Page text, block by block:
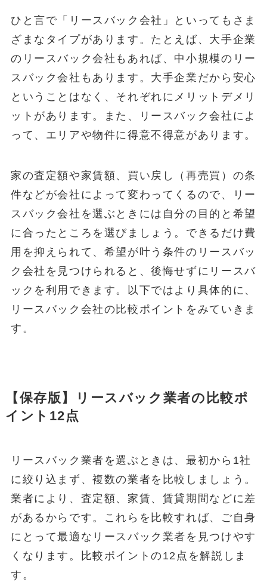
ひと言で「リースバック会社」といってもさま
ざまなタイプがあります。たとえば、大手企業
のリースバック会社もあれば、中小規模のリー
スバック会社もあります。大手企業だから安心
ということはなく、それぞれにメリットデメリ
ットがあります。また、リースバック会社によ
って、エリアや物件に得意不得意があります。
家の査定額や家賃額、買い戻し（再売買）の条
件などが会社によって変わってくるので、リー
スバック会社を選ぶときには自分の目的と希望
に合ったところを選びましょう。できるだけ費
用を抑えられて、希望が叶う条件のリースバッ
ク会社を見つけられると、後悔せずにリースバ
ックを利用できます。以下ではより具体的に、
リースバック会社の比較ポイントをみていきま
す。
【保存版】リースバック業者の比較ポ
イント12点
リースバック業者を選ぶときは、最初から1社
に絞り込まず、複数の業者を比較しましょう。
業者により、査定額、家賃、賃貸期間などに差
があるからです。これらを比較すれば、ご自身
にとって最適なリースバック業者を見つけやす
くなります。比較ポイントの12点を解説しま
す。